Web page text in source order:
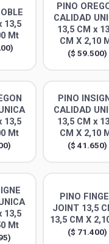
13,5
Mt
PINO
CALIDAD
13,5 CM x
CM X 2,10
($ 59.500)
13,5
Mt
PINO
CALIDAD
13,5 CM x
CM X 2,10
($ 41.650)
13,5
Mt
PINO
JOINT 13,5
13,5 CM X
($ 71.400)